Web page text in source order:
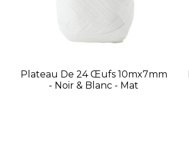
Plateau De 24 Œufs 10mx7mm
- Noir & Blanc - Mat